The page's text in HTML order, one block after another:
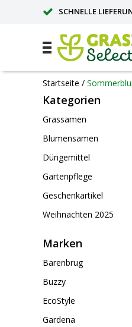
SCHNELLE
GROSSE MENGE?
Startseite /
Kategorien
Grassamen
Blumensamen
Düngemittel
Gartenpflege
Geschenkartikel
Weihnachten 2025
Marken
Barenbrug
Buzzy
EcoStyle
Gardena